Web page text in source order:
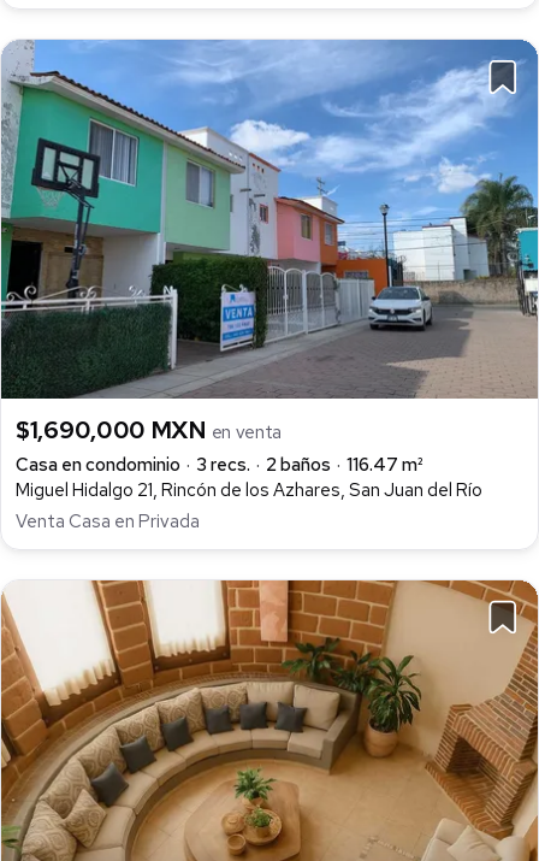
$1,690,000 MXN en venta
Casa en condominio
3 recs. 2 baños
116.47 m²
Miguel Hidalgo 21, Rincón de los Azhares, San Juan del Río
Venta Casa en Privada